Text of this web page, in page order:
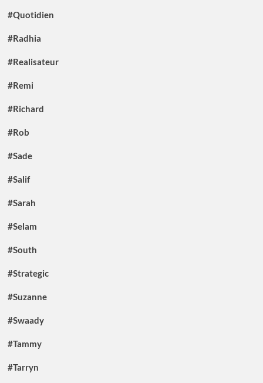
#Quotidien
#Radhia
#Realisateur
#Remi
#Richard
#Rob
#Sade
#Salif
#Sarah
#Selam
#South
#Strategic
#Suzanne
#Swaady
#Tammy
#Tarryn